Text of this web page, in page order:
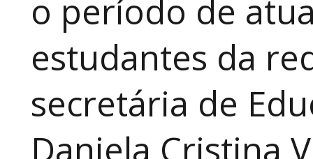
o período de
estudantes da
secretária de
Daniela Cristina